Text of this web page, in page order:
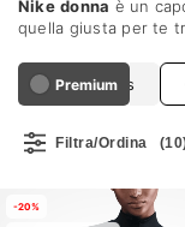
Nike donna è un
quella giusta per te
Premium
Pantaloni e Tights
Filtra/Ordina
-20%